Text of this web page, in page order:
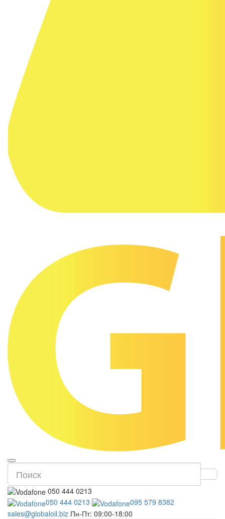
050 444 0213
050 444 0213
095 579 8382
sales@globaloil.biz Пн-Пт: 09:00-18:00